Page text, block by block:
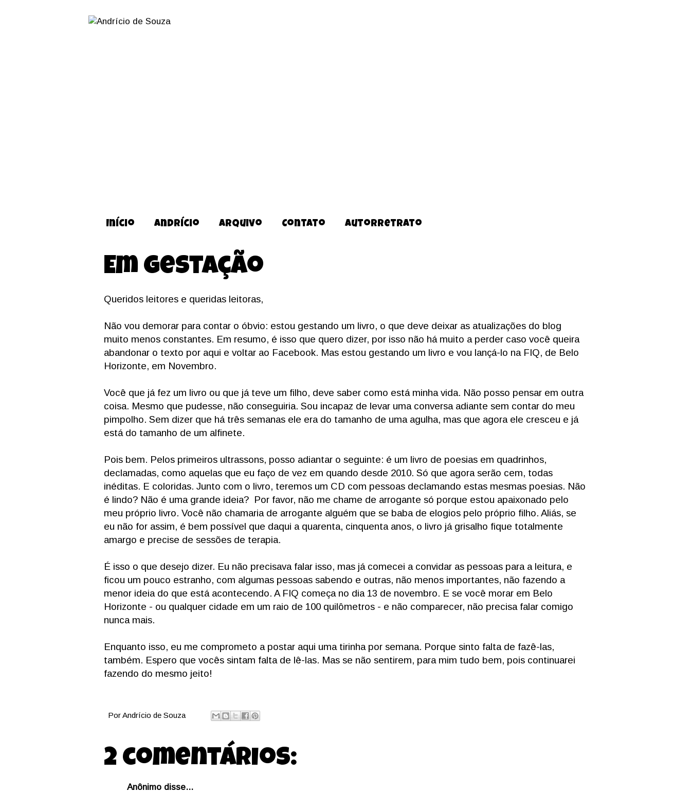
Início Andrício Arquivo Contato Autorretrato
Em gestação
Queridos leitores e queridas leitoras,
Não vou demorar para contar o óbvio: estou gestando um livro, o que deve deixar as atualizações do blog
muito menos constantes. Em resumo, é isso que quero dizer, por isso não há muito a perder caso você queira
abandonar o texto por aqui e voltar ao Facebook. Mas estou gestando um livro e vou lançá-lo na FIQ, de Belo
Horizonte, em Novembro.
Você que já fez um livro ou que já teve um filho, deve saber como está minha vida. Não posso pensar em outra
coisa. Mesmo que pudesse, não conseguiria. Sou incapaz de levar uma conversa adiante sem contar do meu
pimpolho. Sem dizer que há três semanas ele era do tamanho de uma agulha, mas que agora ele cresceu e já
está do tamanho de um alfinete.
Pois bem. Pelos primeiros ultrassons, posso adiantar o seguinte: é um livro de poesias em quadrinhos,
declamadas, como aquelas que eu faço de vez em quando desde 2010. Só que agora serão cem, todas
inéditas. E coloridas. Junto com o livro, teremos um CD com pessoas declamando estas mesmas poesias. Não
é lindo? Não é uma grande ideia? Por favor, não me chame de arrogante só porque estou apaixonado pelo
meu próprio livro. Você não chamaria de arrogante alguém que se baba de elogios pelo próprio filho. Aliás, se
eu não for assim, é bem possível que daqui a quarenta, cinquenta anos, o livro já grisalho fique totalmente
amargo e precise de sessões de terapia.
É isso o que desejo dizer. Eu não precisava falar isso, mas já comecei a convidar as pessoas para a leitura, e
ficou um pouco estranho, com algumas pessoas sabendo e outras, não menos importantes, não fazendo a
menor ideia do que está acontecendo. A FIQ começa no dia 13 de novembro. E se você morar em Belo
Horizonte - ou qualquer cidade em um raio de 100 quilômetros - e não comparecer, não precisa falar comigo
nunca mais.
Enquanto isso, eu me comprometo a postar aqui uma tirinha por semana. Porque sinto falta de fazê-las,
também. Espero que vocês sintam falta de lê-las. Mas se não sentirem, para mim tudo bem, pois continuarei
fazendo do mesmo jeito!
PorAndrício de Souza
2 comentários:
Anônimo disse...